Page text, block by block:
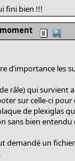
fini bien !!!
d’importance les
râle) qui survient
sur celle-ci
de plexiglas
sans bien
demandé un